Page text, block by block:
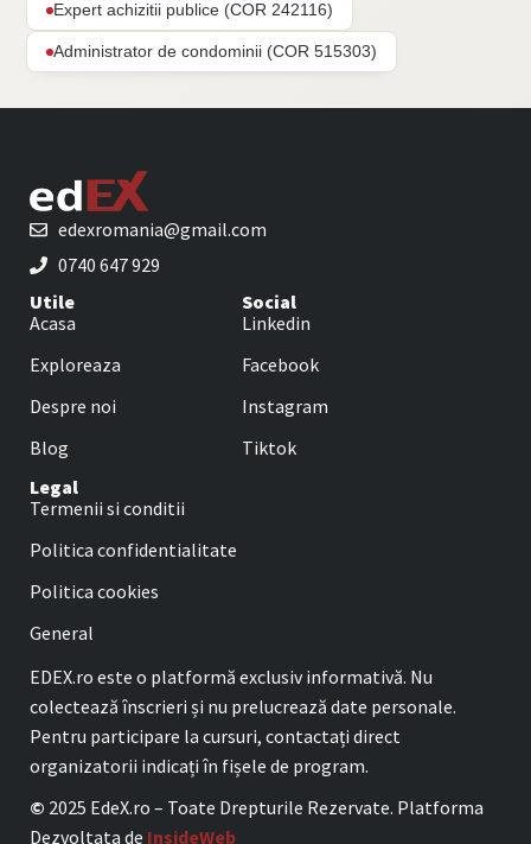
Expert achizitii publice (COR 242116)
Administrator de condominii (COR 515303)
edexromania@gmail.com
0740 647 929
Utile
Acasa
Exploreaza
Despre noi
Blog
Social
Linkedin
Facebook
Instagram
Tiktok
Legal
Termenii si conditii
Politica confidentialitate
Politica cookies
General
EDEX.ro este o platformă exclusiv informativă. Nu
colectează înscrieri și nu prelucrează date personale.
Pentru participare la cursuri, contactați direct
organizatorii indicați în fișele de program.
© 2025 EdeX.ro – Toate Drepturile Rezervate. Platforma
Dezvoltata de InsideWeb